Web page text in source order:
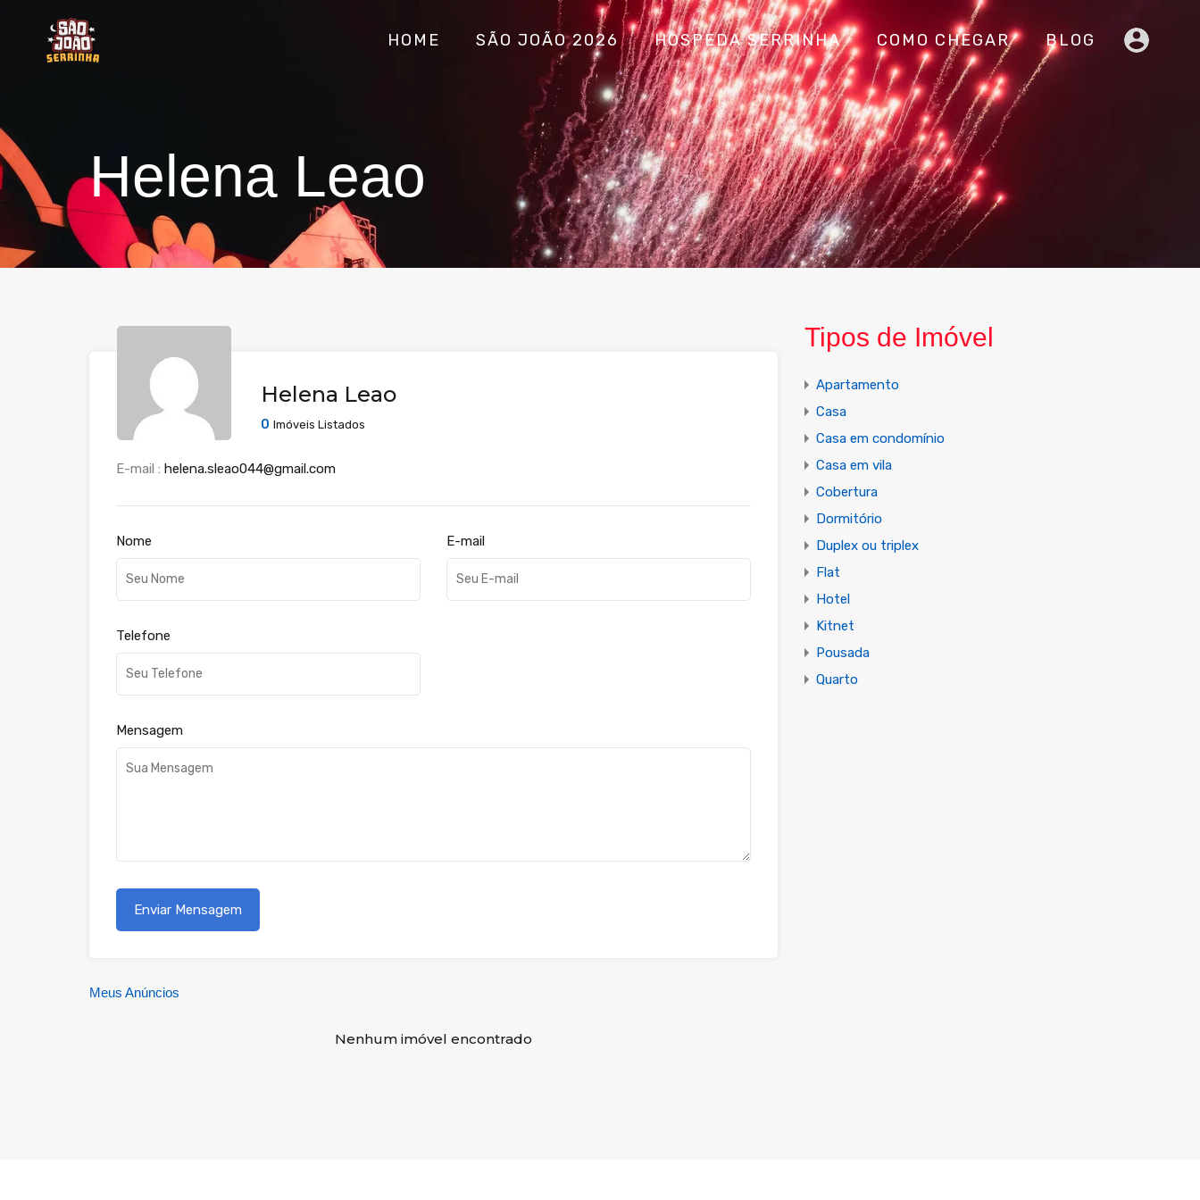
HOME SÃO JOÃO 2026 HOSPEDA SERRINHA COMO CHEGAR BLOG
Helena Leao
Helena Leao
0 Imóveis Listados
E-mail : helena.sleao044@gmail.com
Nome E-mail
Telefone
Mensagem
Meus Anúncios
Nenhum imóvel encontrado
Tipos de Imóvel
Apartamento
Casa
Casa em condomínio
Casa em vila
Cobertura
Dormitório
Duplex ou triplex
Flat
Hotel
Kitnet
Pousada
Quarto